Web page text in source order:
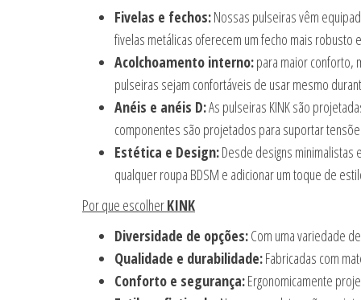
Fivelas e fechos:Nossas pulseiras vêm
fivelas metálicas oferecem um fecho mais
Acolchoamento interno:para maior conforto,
pulseiras sejam confortáveis de usar mesmo
Anéis e anéis D:As pulseiras KINK são
componentes são projetados para suportar
Estética e Design:Desde designs
qualquer roupa BDSM e adicionar um toque de
Por que escolherKINK
Diversidade de opções:Com uma variedade
Qualidade e durabilidade:Fabricadas com
Conforto e segurança:Ergonomicamente